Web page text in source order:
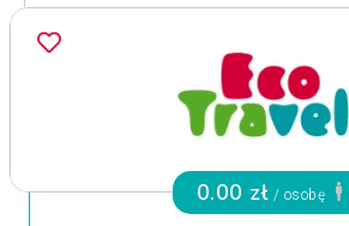
0.00 zł / osobę